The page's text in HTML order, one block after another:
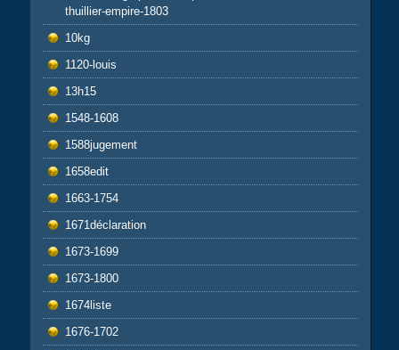
thuillier-empire-1803
10kg
1120-louis
13h15
1548-1608
1588jugement
1658edit
1663-1754
1671déclaration
1673-1699
1673-1800
1674liste
1676-1702